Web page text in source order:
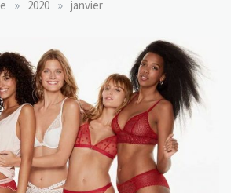
» 2020 » janvier